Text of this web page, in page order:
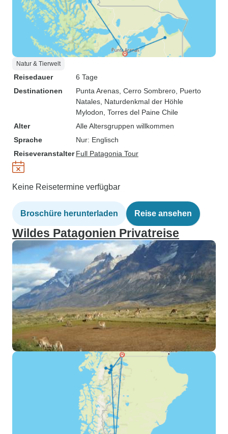
Natur & Tierwelt
Reisedauer
6 Tage
Destinationen
Punta Arenas , Cerro Sombrero , Puerto
Natales , Naturdenkmal der Höhle
Mylodon , Torres del Paine Chile
Alter
Alle Altersgruppen willkommen
Sprache
Nur: Englisch
Reiseveranstalter Full Patagonia Tour
Keine Reisetermine verfügbar
Broschüre herunterladen Reise ansehen
Wildes Patagonien Privatreise